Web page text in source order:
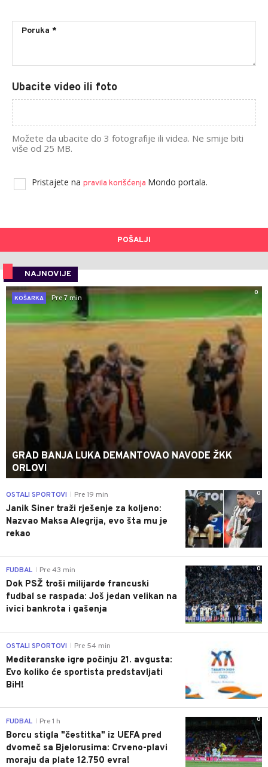
Ubacite video ili foto
Možete da ubacite do 3 fotografije ili videa. Ne smije biti
više od 25 MB.
Pristajete na pravila korišćenja Mondo portala.
POŠALJI
NAJNOVIJE
0
KOŠARKA
Pre 7 min
GRAD BANJA LUKA DEMANTOVAO NAVODE ŽKK
ORLOVI
0
OSTALI SPORTOVI Pre 19 min
Janik Siner traži rješenje za koljeno:
Nazvao Maksa Alegrija, evo šta mu je
rekao
0
FUDBAL Pre 43 min
Dok PSŽ troši milijarde francuski
fudbal se raspada: Još jedan velikan na
ivici bankrota i gašenja
OSTALI SPORTOVI Pre 54 min
Mediteranske igre počinju 21. avgusta:
Evo koliko će sportista predstavljati
BiH!
0
FUDBAL Pre 1 h
Borcu stigla "čestitka" iz UEFA pred
dvomeč sa Bjelorusima: Crveno-plavi
moraju da plate 12.750 evra!